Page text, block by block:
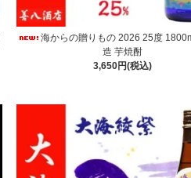
海からの贈りもの 2026 25度
造 芋焼酎
3,650円(税込)